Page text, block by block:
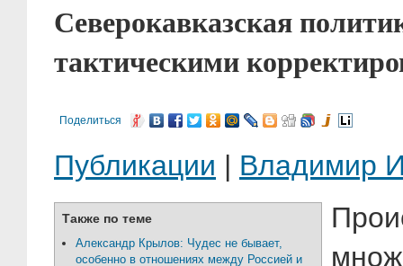
Северокавказская
тактическими
Поделиться
Публикации | Владимир
Также по теме
Александр Крылов: Чудес не бывает,
особенно в отношениях между Россией и